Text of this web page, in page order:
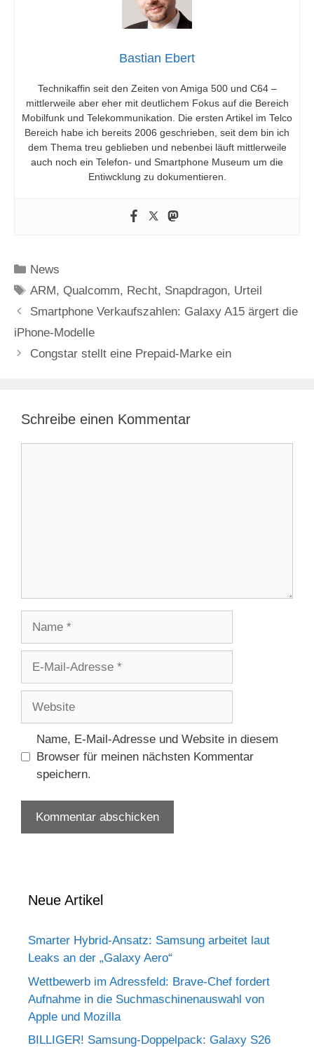
Bastian Ebert
Technikaffin seit den Zeiten von Amiga 500 und C64 –
mittlerweile aber eher mit deutlichem Fokus auf die Bereich
Mobilfunk und Telekommunikation. Die ersten Artikel im Telco
Bereich habe ich bereits 2006 geschrieben, seit dem bin ich
dem Thema treu geblieben und nebenbei läuft mittlerweile
auch noch ein Telefon- und Smartphone Museum um die
Entiwcklung zu dokumentieren.
Kategorien
News
Schlagwörter
ARM,Qualcomm, Recht, Snapdragon, Urteil
Smartphone Verkaufszahlen: Galaxy A15 ärgert die
iPhone-Modelle
Congstar stellt eine Prepaid-Marke ein
Schreibe einen Kommentar
Adresse
Name, E-Mail-Adresse und Website in diesem
Browser für meinen nächsten Kommentar
speichern.
Neue Artikel
Smarter Hybrid-Ansatz: Samsung arbeitet laut
Leaks an der „Galaxy Aero“
Wettbewerb im Adressfeld: Brave-Chef fordert
Aufnahme in die Suchmaschinenauswahl von
Apple und Mozilla
BILLIGER! Samsung-Doppelpack: Galaxy S26